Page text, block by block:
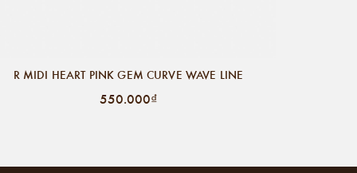
R MIDI HEART PINK GEM CURVE WAVE LINE
550.000₫